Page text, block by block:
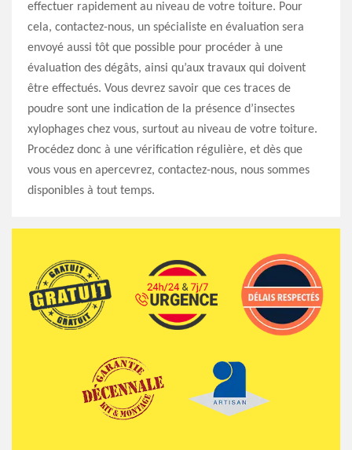
effectuer rapidement au niveau de votre toiture. Pour
cela, contactez-nous, un spécialiste en évaluation sera
envoyé aussi tôt que possible pour procéder à une
évaluation des dégâts, ainsi qu’aux travaux qui doivent
être effectués. Vous devrez savoir que ces traces de
poudre sont une indication de la présence d’insectes
xylophages chez vous, surtout au niveau de votre toiture.
Procédez donc à une vérification régulière, et dès que
vous vous en apercevrez, contactez-nous, nous sommes
disponibles à tout temps.